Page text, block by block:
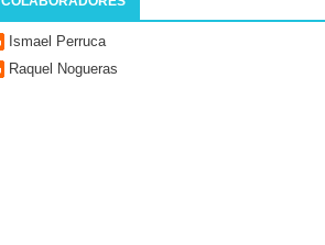
Ismael Perruca
Raquel Nogueras